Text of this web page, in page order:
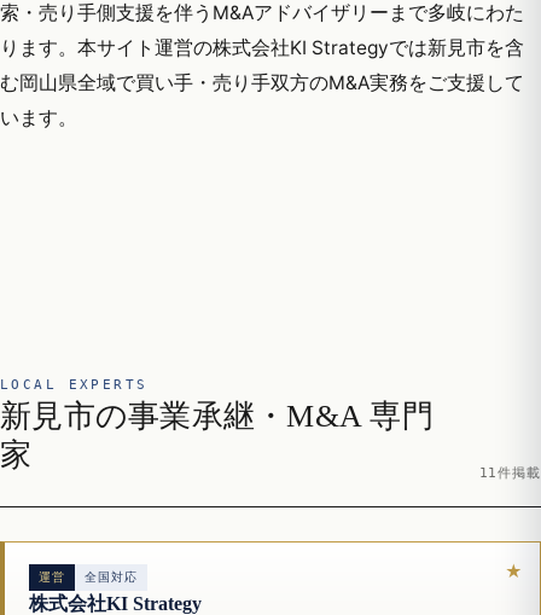
索・売り手側支援を伴うM&Aアドバイザリーまで多岐にわた
ります。本サイト運営の株式会社KI Strategyでは新見市を含
む岡山県全域で買い手・売り手双方のM&A実務をご支援して
います。
LOCAL EXPERTS
新見市の事業承継・M&A 専門
家
11件掲載
運営 全国対応
株式会社KI Strategy